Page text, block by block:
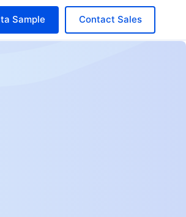
Contact Sales
Sample